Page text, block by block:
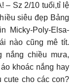
– Sz 2/10 tuổi,tỉ lệ
siêu đẹp Bảng
Micky-Poly-Elsa-
nào cũng mê tít.
nắng chiều mưa,
khoác nắng hay
cute cho các con?